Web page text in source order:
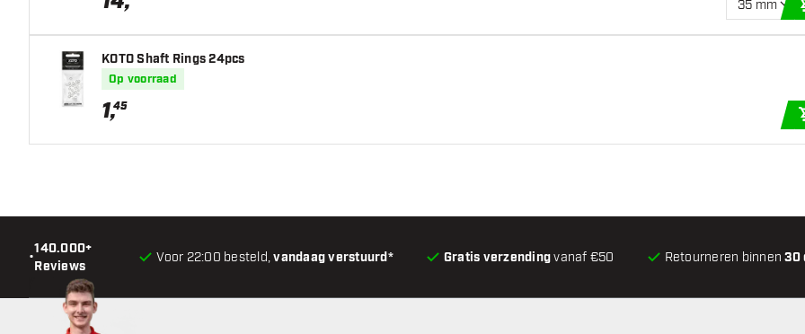
35 mm
KOTO Shaft Rings 24pcs
Op voorraad
1,45
•
140.000+
Reviews
Voor 22:00 besteld,vandaag verstuurd* Gratis verzendingvanaf €50 Retourneren binnen30